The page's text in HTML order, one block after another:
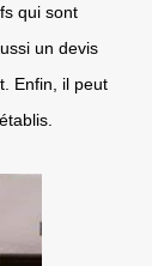
qui sont
un devis
Enfin, il peut